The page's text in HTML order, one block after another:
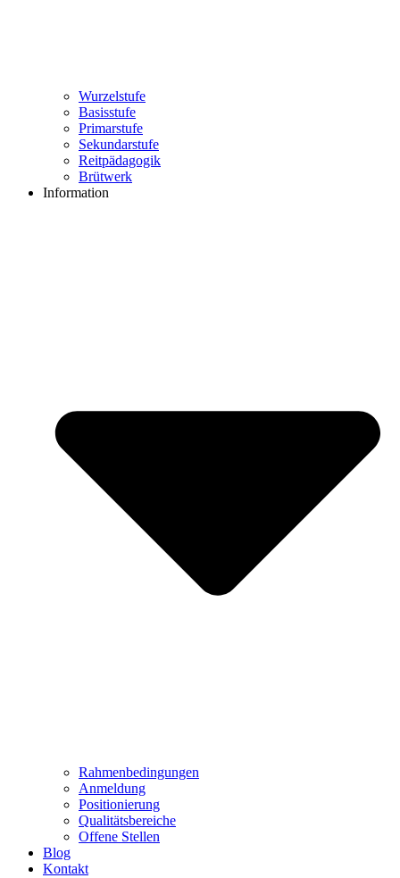
Wurzelstufe
Basisstufe
Primarstufe
Sekundarstufe
Reitpädagogik
Brütwerk
Information
Rahmenbedingungen
Anmeldung
Positionierung
Qualitätsbereiche
Offene Stellen
Blog
Kontakt